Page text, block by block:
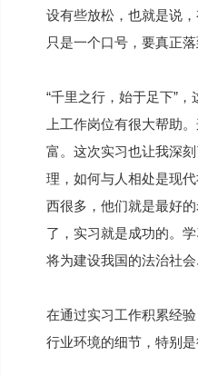
设有些放松，也就是说
只是一个口号，要真正
“千里之行，始于足下”
上工作岗位有很大帮助
富。这次实习也让我深
理，如何与人相处是现
西很多，他们就是最好
了，实习就是成功的。
将为建设我国的法治社会
在通过实习工作积累经
行业环境的细节，特别